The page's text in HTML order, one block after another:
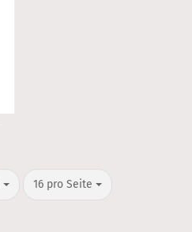
16 pro Seite
pro Seite